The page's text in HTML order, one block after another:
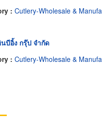
: Cutlery-Wholesale & Manufacturers
บีอิ้ง กรุ๊ป จำกัด
: Cutlery-Wholesale & Manufacturers